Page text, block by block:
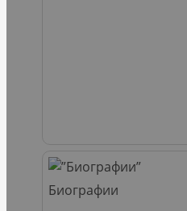
Биографии